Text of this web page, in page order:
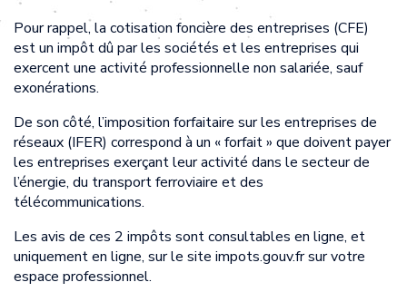
Pour rappel, la cotisation foncière des entreprises (CFE)
est un impôt dû par les sociétés et les entreprises qui
exercent une activité professionnelle non salariée, sauf
exonérations.
De son côté, l’imposition forfaitaire sur les entreprises de
réseaux (IFER) correspond à un « forfait » que doivent payer
les entreprises exerçant leur activité dans le secteur de
l’énergie, du transport ferroviaire et des
télécommunications.
Les avis de ces 2 impôts sont consultables en ligne, et
uniquement en ligne, sur le site impots.gouv.fr sur votre
espace professionnel.